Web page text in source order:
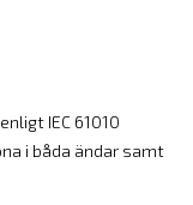
IEC 61010
i båda ändar samt